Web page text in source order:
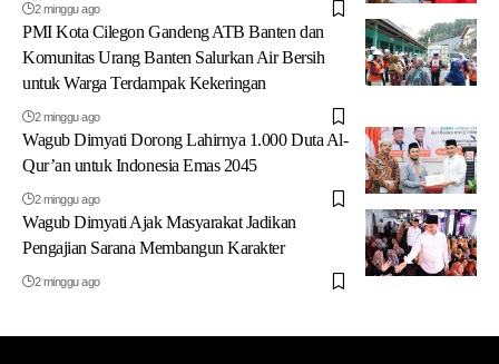
2 minggu ago
PMI Kota Cilegon Gandeng ATB Banten dan
Komunitas Urang Banten Salurkan Air Bersih
untuk Warga Terdampak Kekeringan
2 minggu ago
Wagub Dimyati Dorong Lahirnya 1.000 Duta Al-
Qur’an untuk Indonesia Emas 2045
2 minggu ago
Wagub Dimyati Ajak Masyarakat Jadikan
Pengajian Sarana Membangun Karakter
2 minggu ago